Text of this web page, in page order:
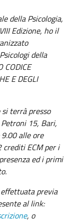
della Psicologia,
Edizione, ho il
della
CODICE
E DEGLI
terrà presso
15, Bari,
alle ore
crediti ECM per i
ed i primi
effettuata previa
al link:
, o